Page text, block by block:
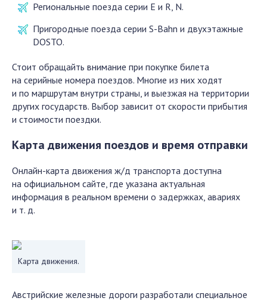
Региональные поезда серии Е и R, N.
Пригородные поезда серии S-Bahn и двухэтажные
DOSTO.
Стоит обращайть внимание при покупке билета
на серийные номера поездов. Многие из них ходят
и по маршрутам внутри страны, и выезжая на территории
других государств. Выбор зависит от скорости прибытия
и стоимости поездки.
Карта движения поездов и время отправки
Онлайн-карта движения ж/д транспорта доступна
на официальном сайте, где указана актуальная
информация в реальном времени о задержках, авариях
и т. д.
Карта движения.
Австрийские железные дороги разработали специальное